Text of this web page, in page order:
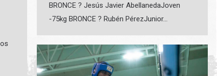
BRONCE ? Jesús Javier AbellanedaJoven
-75kg BRONCE ? Rubén PérezJunior…